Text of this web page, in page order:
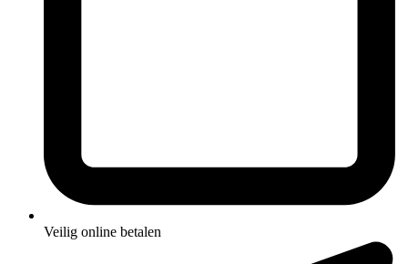
Veilig online betalen